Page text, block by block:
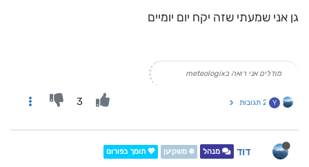
גן אני שמעתי שזה יקח יום יומיים
מודלים אני רואה בmeteologix
Y 2 תגובות 3
דוד מנהל ❄️ משקיען 💖 תומך בפורום